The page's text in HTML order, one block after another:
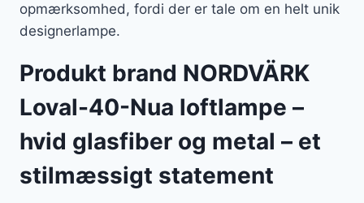
opmærksomhed, fordi der er tale om en helt unik
designerlampe.
Produkt brand NORDVÄRK
Loval-40-Nua loftlampe –
hvid glasfiber og metal – et
stilmæssigt statement